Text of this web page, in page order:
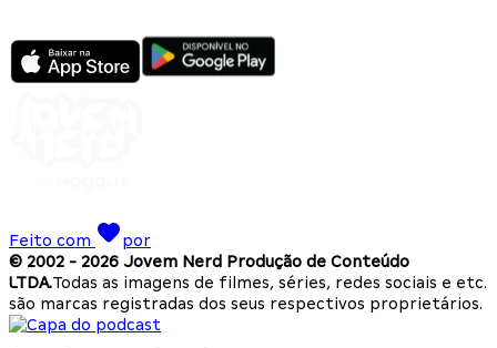
Feito com
por
© 2002 - 2026 Jovem Nerd Produção de Conteúdo
LTDA.Todas as imagens de filmes, séries, redes sociais e etc.
são marcas registradas dos seus respectivos proprietários.